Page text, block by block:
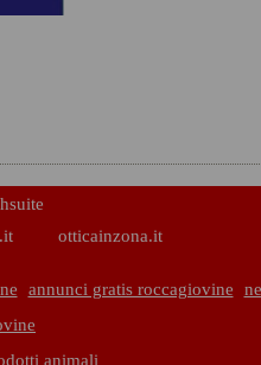
otticainzona.it
annunci gratis roccagiovine
animali